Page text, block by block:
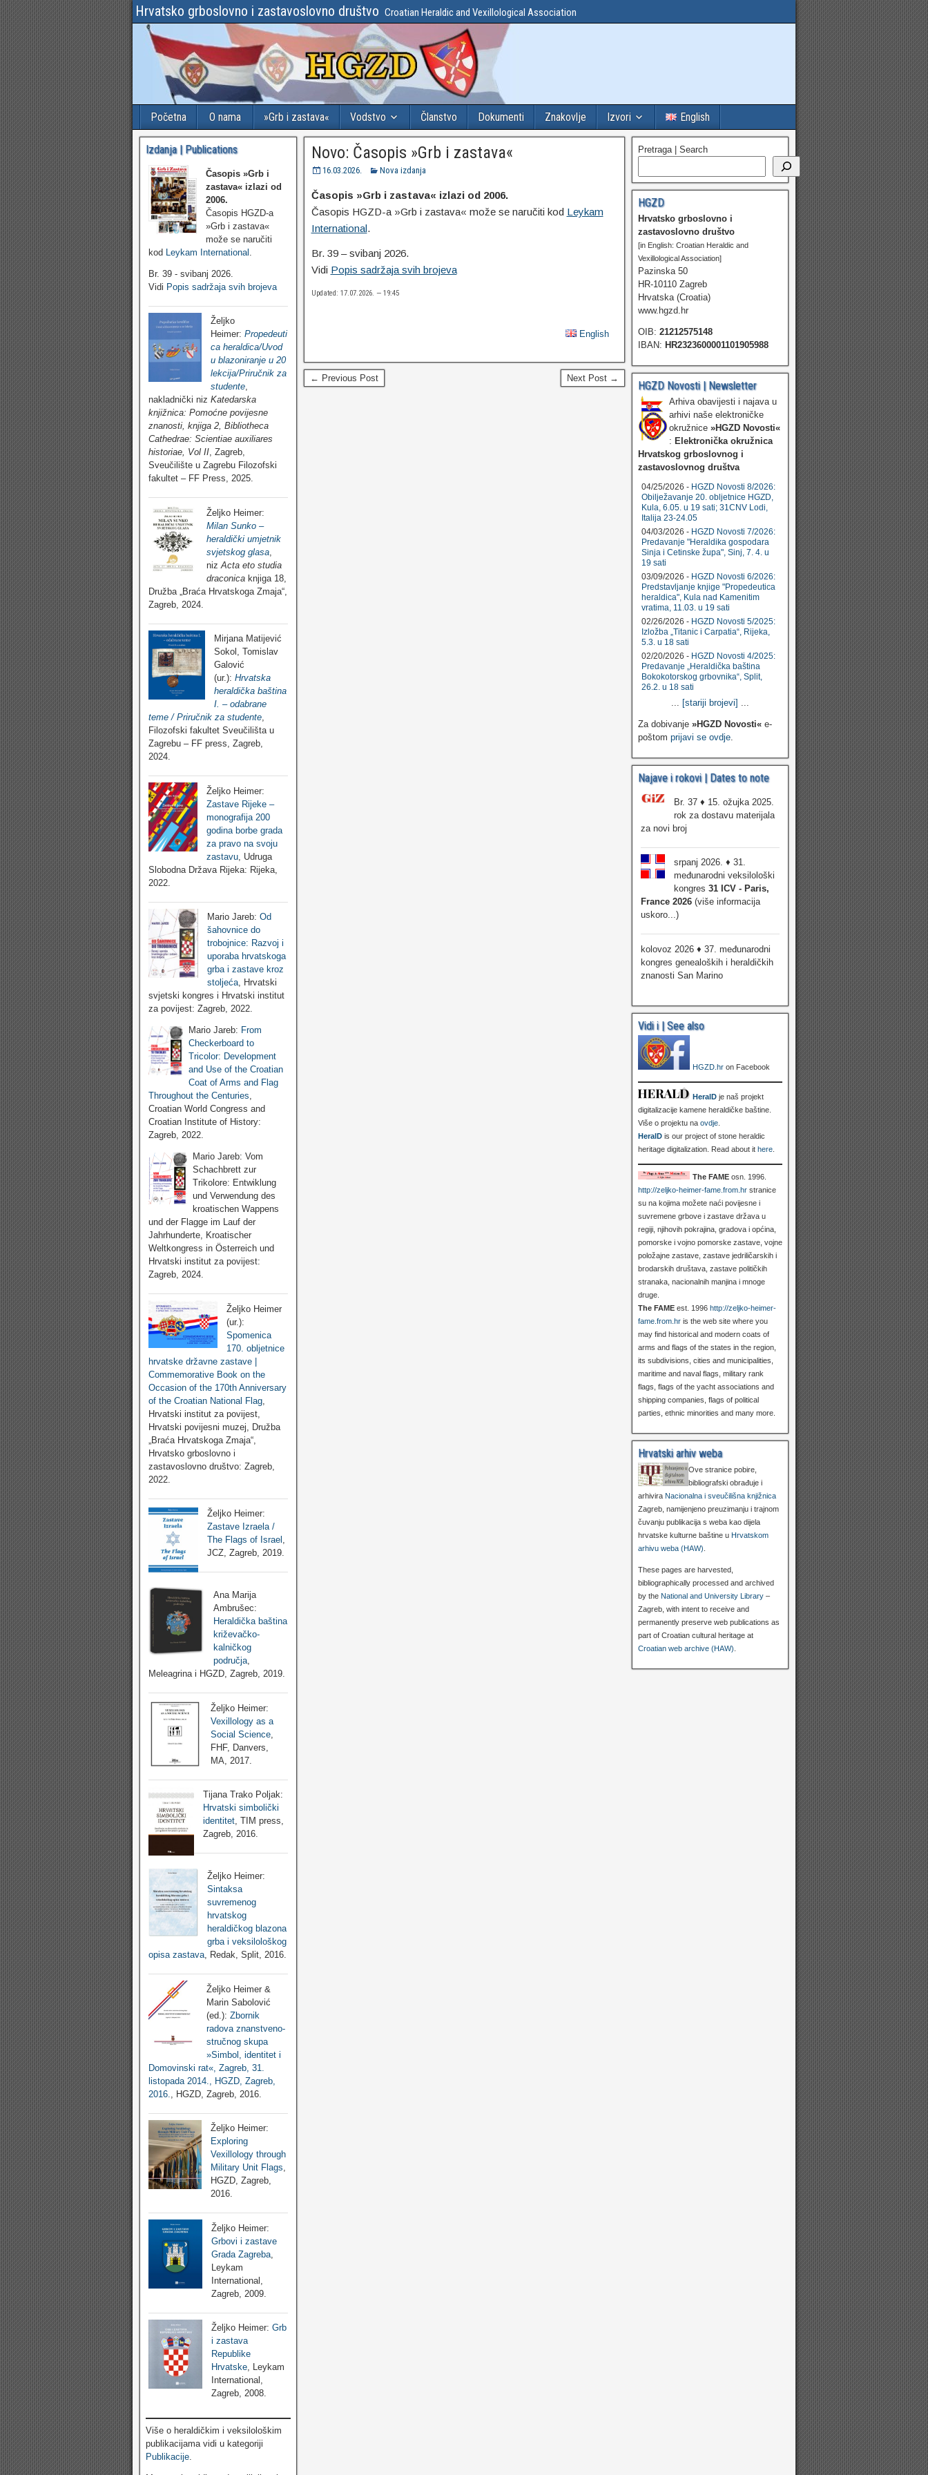
Hrvatsko grboslovno i zastavoslovno društvo Croatian Heraldic and Vexillological Association
Početna O nama »Grb i zastava« Vodstvo Članstvo Dokumenti Znakovlje Izvori English
Novo: Časopis »Grb i zastava«
16.03.2026. Nova izdanja
Časopis »Grb i zastava« izlazi od 2006.
Časopis HGZD-a »Grb i zastava« može se naručiti kod Leykam
International.
Br. 39 – svibanj 2026.
Vidi Popis sadržaja svih brojeva
Updated: 17.07.2026. — 19:45
English
← Previous Post Next Post →
Izdanja | Publications
Časopis »Grb i
zastava« izlazi od
2006.
Časopis HGZD-a
»Grb i zastava«
može se naručiti
kod Leykam International
Br. 39 - svibanj 2026.
Vidi Popis sadržaja svih brojeva
Željko
Heimer: Propedeuti
ca heraldica/Uvod
u blazoniranje u 20
lekcija/Priručnik za
studente,
nakladnički niz Katedarska
knjižnica: Pomoćne povijesne
znanosti, knjiga 2, Bibliotheca
Cathedrae: Scientiae auxiliares
historiae, Vol II, Zagreb,
Sveučilište u Zagrebu Filozofski
fakultet – FF Press, 2025.
Željko Heimer:
Milan Sunko –
heraldički umjetnik
svjetskog glasa
niz Acta eto studia
draconica knjiga 18,
Družba „Braća Hrvatskoga Zmaja“,
Zagreb, 2024.
Mirjana Matijević
Sokol, Tomislav
Galović
(ur.): Hrvatska
heraldička baština
I. – odabrane
teme / Priručnik za studente,
Filozofski fakultet Sveučilišta u
Zagrebu – FF press, Zagreb,
2024.
Željko Heimer:
Zastave Rijeke –
monografija 200
godina borbe grada
za pravo na svoju
zastavu, Udruga
Slobodna Država Rijeka: Rijeka,
2022.
Mario Jareb: Od
šahovnice do
trobojnice: Razvoj i
uporaba hrvatskoga
grba i zastave kroz
stoljeća, Hrvatski
svjetski kongres i Hrvatski institut
za povijest: Zagreb, 2022.
Mario Jareb: From
Checkerboard to
Tricolor: Development
and Use of the Croatian
Coat of Arms and Flag
Throughout the Centuries,
Croatian World Congress and
Croatian Institute of History:
Zagreb, 2022.
Mario Jareb: Vom
Schachbrett zur
Trikolore: Entwiklung
und Verwendung des
kroatischen Wappens
und der Flagge im Lauf der
Jahrhunderte, Kroatischer
Weltkongress in Österreich und
Hrvatski institut za povijest:
Zagreb, 2024.
Željko Heimer
(ur.):
Spomenica
170. obljetnice
hrvatske državne zastave |
Commemorative Book on the
Occasion of the 170th Anniversary
of the Croatian National Flag
Hrvatski institut za povijest,
Hrvatski povijesni muzej, Družba
„Braća Hrvatskoga Zmaja“,
Hrvatsko grboslovno i
zastavoslovno društvo: Zagreb,
2022.
Željko Heimer:
Zastave Izraela /
The Flags of Israel ,
JCZ, Zagreb, 2019.
Ana Marija
Ambrušec:
Heraldička baština
križevačko-
kalničkog
područja,
Meleagrina i HGZD, Zagreb, 2019.
Željko Heimer:
Vexillology as a
Social Science
FHF, Danvers,
MA, 2017.
Tijana Trako Poljak:
Hrvatski simbolički
identitet, TIM press,
Zagreb, 2016.
Željko Heimer:
Sintaksa
suvremenog
hrvatskog
heraldičkog blazona
grba i veksilološkog
opisa zastava, Redak, Split, 2016.
Željko Heimer &
Marin Sabolović
(ed.): Zbornik
radova znanstveno-
stručnog skupa
»Simbol, identitet i
Domovinski rat«, Zagreb, 31.
listopada 2014., HGZD, Zagreb,
2016.
, HGZD, Zagreb, 2016.
Željko Heimer:
Exploring
Vexillology through
Military Unit Flags,
HGZD, Zagreb,
2016.
Željko Heimer:
Grbovi i zastave
Grada Zagreba
Leykam
International,
Zagreb, 2009.
Željko Heimer:Grb
i zastava
Republike
Hrvatske, Leykam
International,
Zagreb, 2008.
Više o heraldičkim i veksilološkim
publikacijama vidi u kategoriji
Publikacije
Pretraga | Search
HGZD
Hrvatsko grboslovno i
zastavoslovno društvo
[in English: Croatian Heraldic and
Vexillological Association]
Pazinska 50
HR-10110 Zagreb
Hrvatska (Croatia)
www.hgzd.hr
OIB: 21212575148
IBAN: HR2323600001101905988
HGZD Novosti | Newsletter
Arhiva obavijesti i najava u
arhivi naše elektroničke
okružnice »HGZD Novosti«
: Elektronička okružnica
Hrvatskog grboslovnog i
zastavoslovnog društva
04/25/2026 - HGZD Novosti 8/2026:
Obilježavanje 20. obljetnice HGZD,
Kula, 6.05. u 19 sati; 31CNV Lodi,
Italija 23-24.05
04/03/2026 - HGZD Novosti 7/2026:
Predavanje "Heraldika gospodara
Sinja i Cetinske župa", Sinj, 7. 4. u
19 sati
03/09/2026 - HGZD Novosti 6/2026:
Predstavljanje knjige "Propedeutica
heraldica", Kula nad Kamenitim
vratima, 11.03. u 19 sati
02/26/2026 - HGZD Novosti 5/2025:
Izložba „Titanic i Carpatia“, Rijeka,
5.3. u 18 sati
02/20/2026 - HGZD Novosti 4/2025:
Predavanje „Heraldička baština
Bokokotorskog grbovnika“, Split,
26.2. u 18 sati
... [stariji brojevi] ...
Za dobivanje »HGZD Novosti«e-
poštom prijavi se ovdje.
Najave i rokovi | Dates to note
Br. 37 ♦ 15. ožujka 2025.
rok za dostavu materijala
za novi broj
srpanj 2026. ♦ 31.
međunarodni veksilološki
kongres 31 ICV - Paris,
France 2026(više informacija
uskoro...)
kolovoz 2026 ♦ 37. međunarodni
kongres genealoških i heraldičkih
znanosti San Marino
Vidi i | See also
HGZD.hron Facebook
HeralDje naš projekt
digitalizacije kamene heraldičke baštine.
Više o projektu na ovdje.
HeralDis our project of stone heraldic
heritage digitalization. Read about it here.
The FAMEosn. 1996.
http://zeljko-heimer-fame.from.hrstranice
su na kojima možete naći povijesne i
suvremene grbove i zastave država u
regiji, njihovih pokrajina, gradova i općina,
pomorske i vojno pomorske zastave, vojne
položajne zastave, zastave jedriličarskih i
brodarskih društava, zastave političkih
stranaka, nacionalnih manjina i mnoge
druge.
The FAMEest. 1996 http://zeljko-heimer-
fame.from.hris the web site where you
may find historical and modern coats of
arms and flags of the states in the region,
its subdivisions, cities and municipalities,
maritime and naval flags, military rank
flags, flags of the yacht associations and
shipping companies, flags of political
parties, ethnic minorities and many more.
Hrvatski arhiv weba
Ove stranice pobire,
bibliografski obrađuje i
arhivira Nacionalna i sveučilišna knjižnica
Zagreb, namijenjeno preuzimanju i trajnom
čuvanju publikacija s weba kao dijela
hrvatske kulturne baštine u Hrvatskom
arhivu weba (HAW)
These pages are harvested,
bibliographically processed and archived
by the National and University Library–
Zagreb, with intent to receive and
permanently preserve web publications as
part of Croatian cultural heritage at
Croatian web archive (HAW)